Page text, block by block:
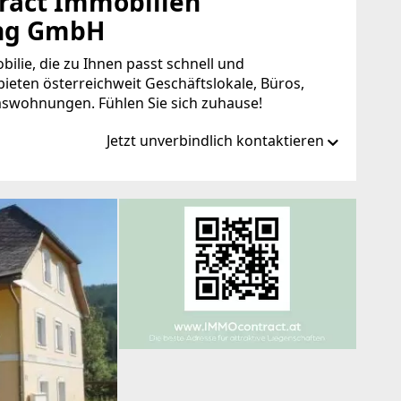
GmbH
die zu Ihnen passt schnell und
österreichweit Geschäftslokale, Büros,
Fühlen Sie sich zuhause!
Jetzt unverbindlich kontaktieren